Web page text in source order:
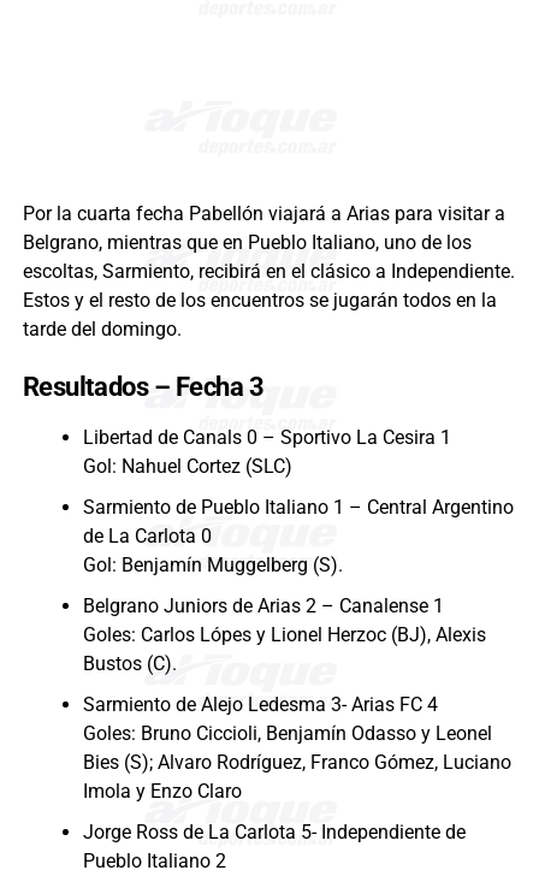
Por la cuarta fecha Pabellón viajará a Arias para visitar a
Belgrano, mientras que en Pueblo Italiano, uno de los
escoltas, Sarmiento, recibirá en el clásico a Independiente.
Estos y el resto de los encuentros se jugarán todos en la
tarde del domingo.
Resultados – Fecha 3
Libertad de Canals 0 – Sportivo La Cesira 1
Gol: Nahuel Cortez (SLC)
Sarmiento de Pueblo Italiano 1 – Central Argentino
de La Carlota 0
Gol: Benjamín Muggelberg (S).
Belgrano Juniors de Arias 2 – Canalense 1
Goles: Carlos Lópes y Lionel Herzoc (BJ), Alexis
Bustos (C).
Sarmiento de Alejo Ledesma 3- Arias FC 4
Goles: Bruno Ciccioli, Benjamín Odasso y Leonel
Bies (S); Alvaro Rodríguez, Franco Gómez, Luciano
Imola y Enzo Claro
Jorge Ross de La Carlota 5- Independiente de
Pueblo Italiano 2